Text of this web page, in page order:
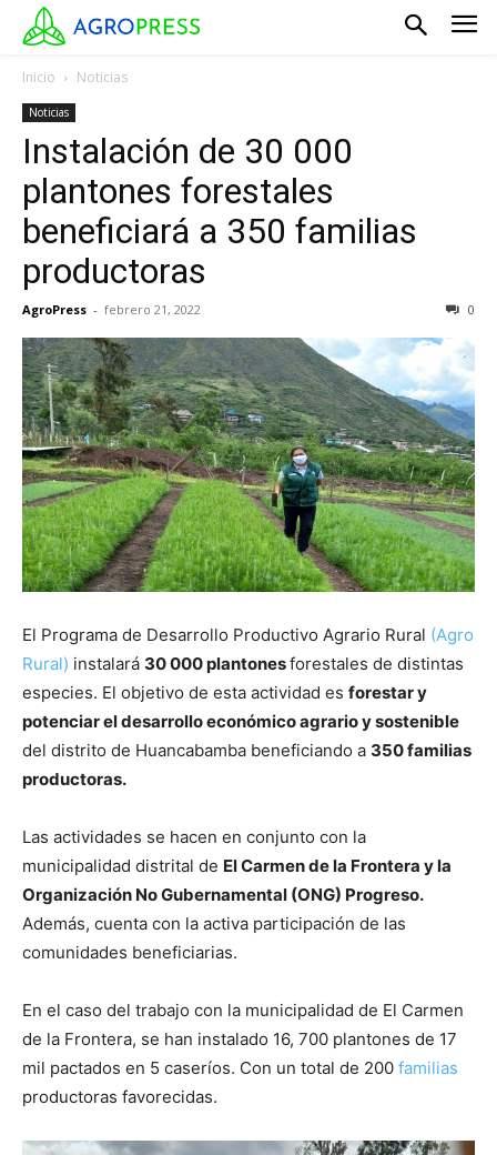
Inicio Noticias
Noticias
Instalación de 30 000
plantones forestales
beneficiará a 350 familias
productoras
AgroPress - febrero 21, 2022 0
El Programa de Desarrollo Productivo Agrario Rural (Agro
Rural) instalará 30 000 plantonesforestales de distintas
especies. El objetivo de esta actividad es forestar y
potenciar el desarrollo económico agrario y sostenible
del distrito de Huancabamba beneficiando a 350 familias
productoras.
Las actividades se hacen en conjunto con la
municipalidad distrital de El Carmen de la Frontera y la
Organización No Gubernamental (ONG) Progreso.
Además, cuenta con la activa participación de las
comunidades beneficiarias.
En el caso del trabajo con la municipalidad de El Carmen
de la Frontera, se han instalado 16, 700 plantones de 17
mil pactados en 5 caseríos. Con un total de 200 familias
productoras favorecidas.